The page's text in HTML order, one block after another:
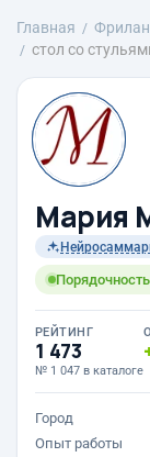
Главная
стол со
Mария
РЕЙТИНГ
1 473
№ 1 047 в каталоге
Город
Опыт работы